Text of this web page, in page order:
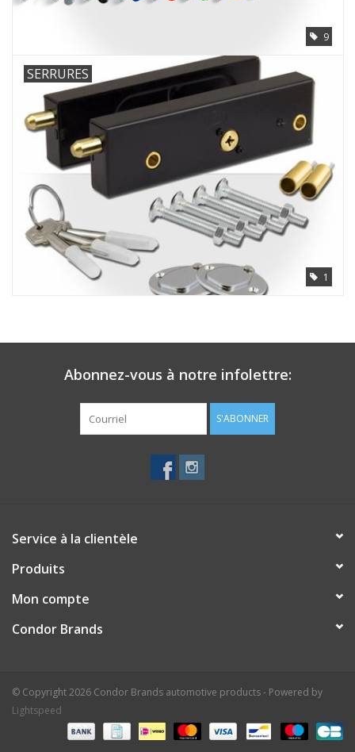
9
SERRURES
1
Abonnez-vous à notre infolettre:
S'ABONNER
Service à la clientèle
Produits
Mon compte
Condor Brands
© Copyright 2026 Condor Brands automotive products - Powered by
Lightspeed